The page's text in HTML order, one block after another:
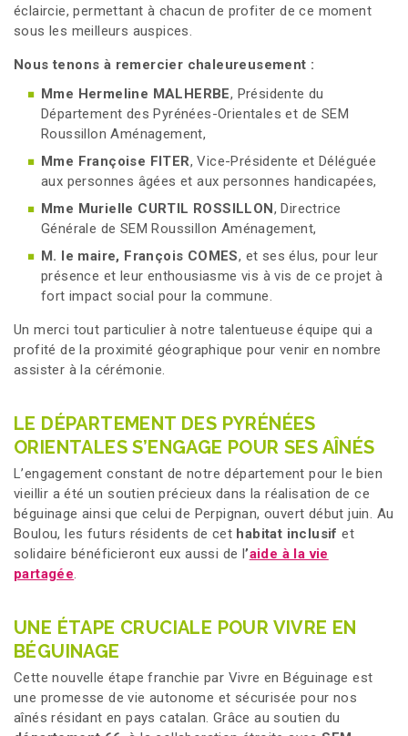
éclaircie, permettant à chacun de profiter de ce moment
sous les meilleurs auspices.
Nous tenons à remercier chaleureusement :
Mme Hermeline MALHERBE, Présidente du
Département des Pyrénées-Orientales et de SEM
Roussillon Aménagement,
Mme Françoise FITER, Vice-Présidente et Déléguée
aux personnes âgées et aux personnes handicapées,
Mme Murielle CURTIL ROSSILLON, Directrice
Générale de SEM Roussillon Aménagement,
M. le maire, François COMES, et ses élus, pour leur
présence et leur enthousiasme vis à vis de ce projet à
fort impact social pour la commune.
Un merci tout particulier à notre talentueuse équipe qui a
profité de la proximité géographique pour venir en nombre
assister à la cérémonie.
LE DÉPARTEMENT DES PYRÉNÉES
ORIENTALES S’ENGAGE POUR SES AÎNÉS
L’engagement constant de notre département pour le bien
vieillir a été un soutien précieux dans la réalisation de ce
béguinage ainsi que celui de Perpignan, ouvert début juin. Au
Boulou, les futurs résidents de cet habitat inclusif et
solidaire bénéficieront eux aussi de l’aide à la vie
partagée.
UNE ÉTAPE CRUCIALE POUR VIVRE EN
BÉGUINAGE
Cette nouvelle étape franchie par Vivre en Béguinage est
une promesse de vie autonome et sécurisée pour nos
aînés résidant en pays catalan. Grâce au soutien du